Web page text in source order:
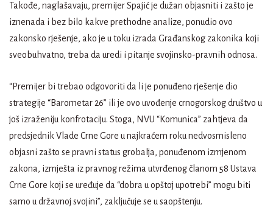
Takođe, naglašavaju, premijer Spajić je dužan objasniti i zašto je
iznenada i bez bilo kakve prethodne analize, ponudio ovo
zakonsko rješenje, ako je u toku izrada Građanskog zakonika koji
sveobuhvatno, treba da uredi i pitanje svojinsko-pravnih odnosa.
“Premijer bi trebao odgovoriti da li je ponuđeno rješenje dio
strategije “Barometar 26” ili je ovo uvođenje crnogorskog društvo u
još izraženiju konfrotaciju. Stoga, NVU “Komunica” zahtjeva da
predsjednik Vlade Crne Gore u najkraćem roku nedvosmisleno
objasni zašto se pravni status grobalja, ponuđenom izmjenom
zakona, izmješta iz pravnog režima utvrđenog članom 58 Ustava
Crne Gore koji se uređuje da “dobra u opštoj upotrebi” mogu biti
samo u državnoj svojini”, zaključuje se u saopštenju.